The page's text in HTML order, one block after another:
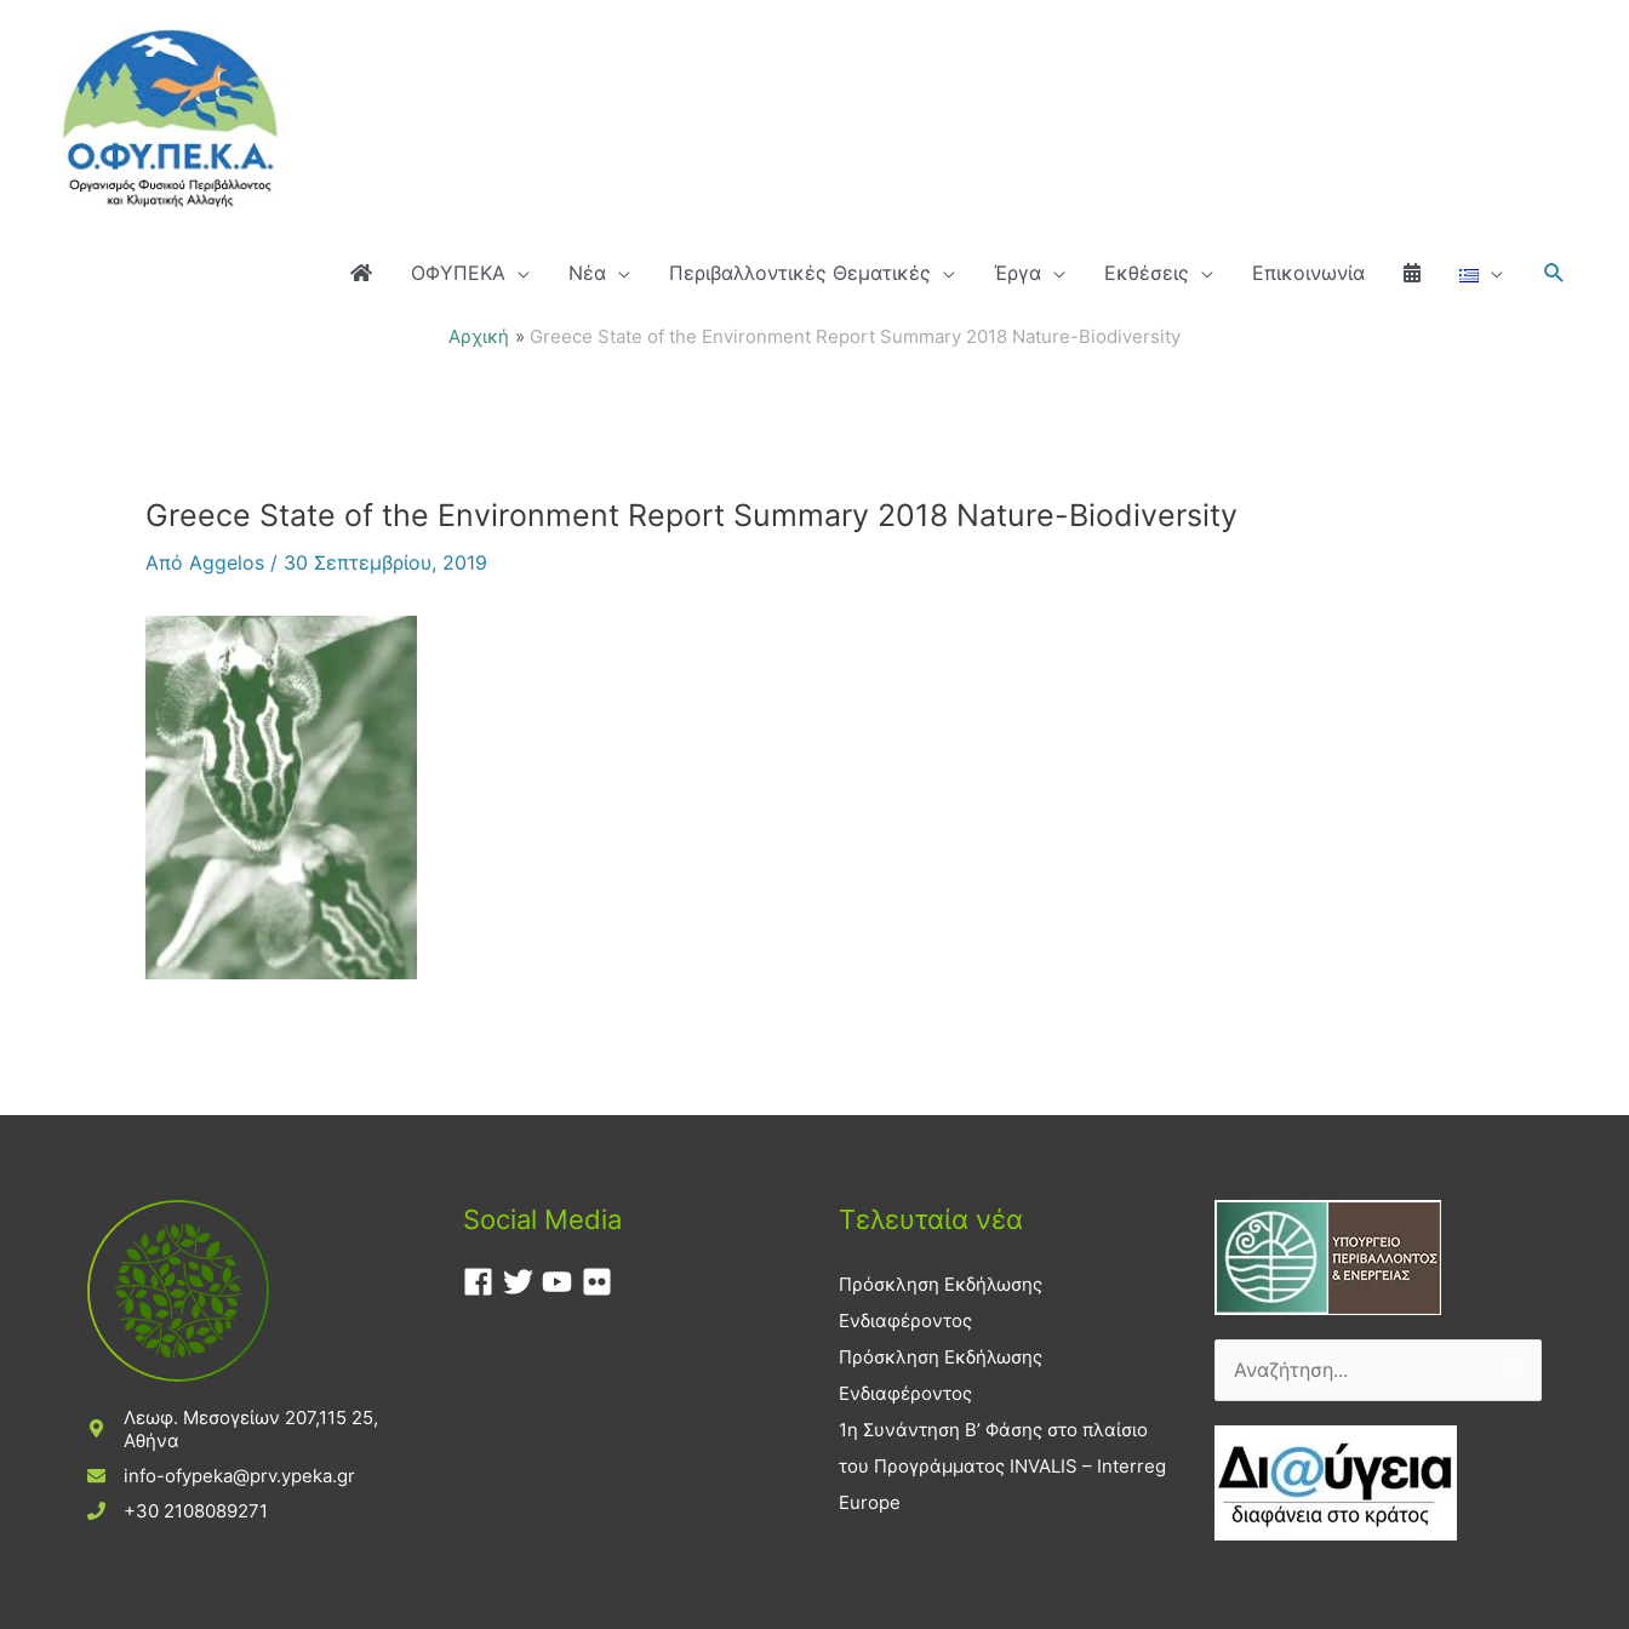
περιεχόμενο
ΟΦΥΠΕΚΑ Νέα Περιβαλλοντικές Θεματικές Έργα Εκθέσεις Επικοινωνία
Αρχική Greece State of the Environment Report Summary 2018 Nature-Biodiversity
Greece State of the Environment Report Summary 2018 Nature-Biodiversity
Από Aggelos / 30 Σεπτεμβρίου, 2019
Λεωφ. Μεσογείων 207,115 25,
Αθήνα
info-ofypeka@prv.ypeka.gr
+30 2108089271
Social Media Τελευταία νέα
Πρόσκληση Εκδήλωσης
Ενδιαφέροντος
Πρόσκληση Εκδήλωσης
Ενδιαφέροντος
1η Συνάντηση Β’ Φάσης στο πλαίσιο
του Προγράμματος INVALIS – Interreg
Europe
Αναζήτηση